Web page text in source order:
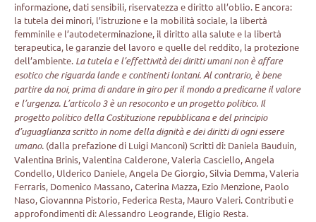
informazione, dati sensibili, riservatezza e diritto all’oblio. E ancora:
la tutela dei minori, l’istruzione e la mobilità sociale, la libertà
femminile e l’autodeterminazione, il diritto alla salute e la libertà
terapeutica, le garanzie del lavoro e quelle del reddito, la protezione
dell’ambiente. La tutela e l’effettività dei diritti umani non è affare
esotico che riguarda lande e continenti lontani. Al contrario, è bene
partire da noi, prima di andare in giro per il mondo a predicarne il valore
e l’urgenza. L’articolo 3 è un resoconto e un progetto politico. Il
progetto politico della Costituzione repubblicana e del principio
d’uguaglianza scritto in nome della dignità e dei diritti di ogni essere
umano. (dalla prefazione di Luigi Manconi) Scritti di: Daniela Bauduin,
Valentina Brinis, Valentina Calderone, Valeria Casciello, Angela
Condello, Ulderico Daniele, Angela De Giorgio, Silvia Demma, Valeria
Ferraris, Domenico Massano, Caterina Mazza, Ezio Menzione, Paolo
Naso, Giovannna Pistorio, Federica Resta, Mauro Valeri. Contributi e
approfondimenti di: Alessandro Leogrande, Eligio Resta.